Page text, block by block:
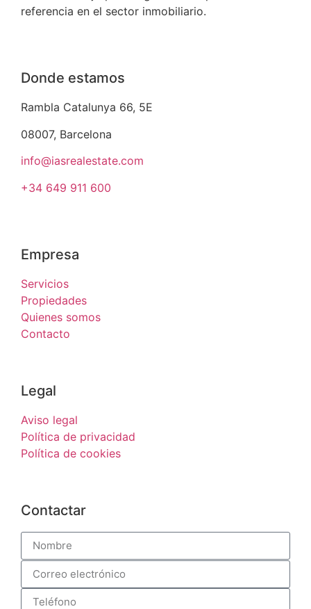
referencia en el sector inmobiliario.
Donde estamos
Rambla Catalunya 66, 5E
08007, Barcelona
info@iasrealestate.com
+34 649 911 600
Empresa
Servicios
Propiedades
Quienes somos
Contacto
Legal
Aviso legal
Política de privacidad
Política de cookies
Contactar